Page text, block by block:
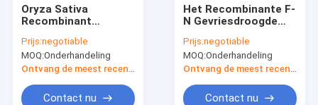
Oryza Sativa
Recombinant
Gevriesdroogd
Poeder
Prijs:negotiable
MOQ:Onderhandeling
Ontvang de meest recente Prijs
Contact nu
Het Recombinante F-
N Gevriesdroogde
86088-83-7
Prijs:negotiable
MOQ:Onderhandeling
Ontvang de meest recente Prijs
Contact nu